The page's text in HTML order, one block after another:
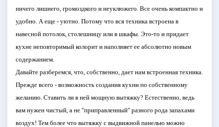
ничего лишнего, громоздкого и неуклюжего. Все очень компактно и
удобно. А еще - уютно. Потому что вся техника встроена в
навесной потолок, столешницу или в шкафы. Это-то и придает
кухне неповторимый колорит и наполняет ее абсолютно новым
содержанием.
Давайте разберемся, что, собственно, дает нам встроенная техника.
Прежде всего - возможность создания кухни по собственному
желанию. Ставить ли в ней мощную вытяжку? Естественно, ведь
вам нужен чистый, а не "приправленный" разного рода запахами
воздух! Тем более что вытяжку с выдвижной панелью можно